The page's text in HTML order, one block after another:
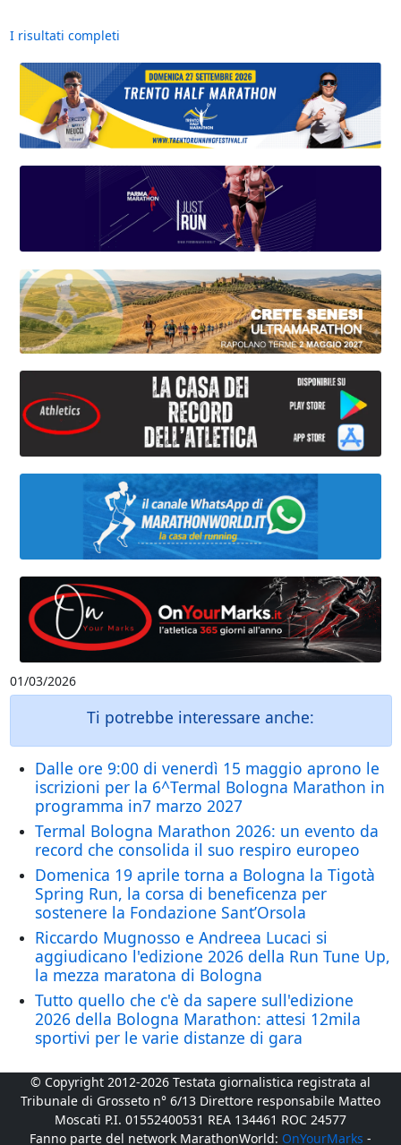
I risultati completi
01/03/2026
Ti potrebbe interessare anche:
Dalle ore 9:00 di venerdì 15 maggio aprono le
iscrizioni per la 6^Termal Bologna Marathon in
programma in7 marzo 2027
Termal Bologna Marathon 2026: un evento da
record che consolida il suo respiro europeo
Domenica 19 aprile torna a Bologna la Tigotà
Spring Run, la corsa di beneficenza per
sostenere la Fondazione Sant’Orsola
Riccardo Mugnosso e Andreea Lucaci si
aggiudicano l'edizione 2026 della Run Tune Up,
la mezza maratona di Bologna
Tutto quello che c'è da sapere sull'edizione
2026 della Bologna Marathon: attesi 12mila
sportivi per le varie distanze di gara
© Copyright 2012-2026 Testata giornalistica registrata al
Tribunale di Grosseto n° 6/13 Direttore responsabile Matteo
Moscati P.I. 01552400531 REA 134461 ROC 24577
Fanno parte del network MarathonWorld: OnYourMarks -